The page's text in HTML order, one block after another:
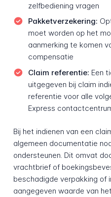
zelfbediening vragen
Pakketverzekering:
moet worden op het
aanmerking te komen
compensatie
Claim referentie: Een
uitgegeven bij claim
referentie voor alle
Express
Bij het indienen van een
algemeen documentatie
ondersteunen. Dit omvat
vrachtbrief of
beschadigde verpakking of
aangegeven waarde van